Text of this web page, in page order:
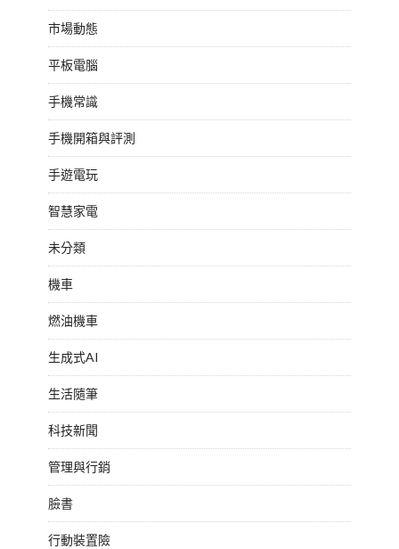
市場動態
平板電腦
手機常識
手機開箱與評測
手遊電玩
智慧家電
未分類
機車
燃油機車
生成式AI
生活隨筆
科技新聞
管理與行銷
臉書
行動裝置險